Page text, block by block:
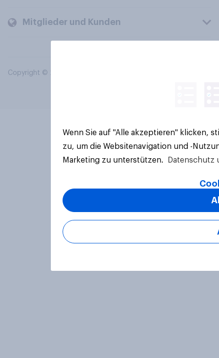
Mitglieder und Kunden
Copyright © 2026 YouGov PLC. Alle Rechte vorbehalten.
Wenn Sie auf "Alle akzeptieren" klicken,
zu, um die Websitenavigation und -
Marketing zu unterstützen.
Datenschutz